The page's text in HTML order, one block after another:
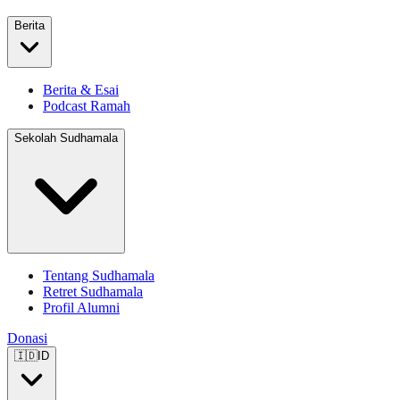
Berita
Berita & Esai
Podcast Ramah
Sekolah Sudhamala
Tentang Sudhamala
Retret Sudhamala
Profil Alumni
Donasi
🇮🇩ID